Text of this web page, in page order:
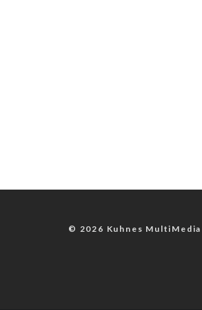
© 2026 Kuhnes